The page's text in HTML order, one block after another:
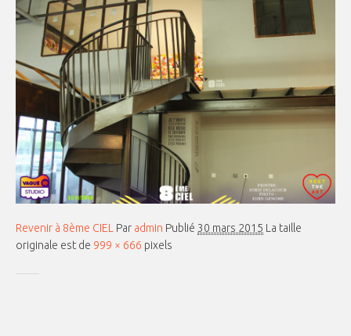
Revenir à 8ème CIEL Par admin Publié 30 mars 2015 La taille
originale est de 999 × 666 pixels